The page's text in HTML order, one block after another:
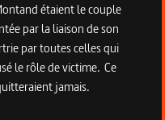
étaient le couple
par la liaison de son
par toutes celles qui
le rôle de victime. Ce
jamais.